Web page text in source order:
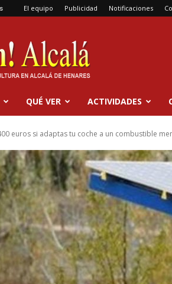
El equipo Publicidad Notificaciones
QUÉ VER ACTIVIDADES
euros si adaptas tu coche a un combustible